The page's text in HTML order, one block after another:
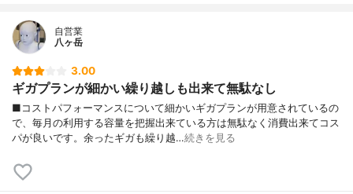
自営業
八ヶ岳
3.00
ギガプランが細かい繰り越しも出来て無駄なし
■コストパフォーマンスについて細かいギガプランが用意されているの
で、毎月の利用する容量を把握出来ている方は無駄なく消費出来てコス
パが良いです。余ったギガも繰り越…続きを見る